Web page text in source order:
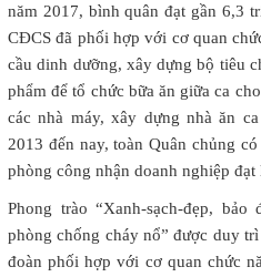
năm 2017, bình quân đạt gần 6,3
CĐCS đã phối hợp với cơ quan
cầu dinh dưỡng, xây dựng bộ tiêu
phẩm để tổ chức bữa ăn giữa ca
các nhà máy, xây dựng nhà ăn
2013 đến nay, toàn Quân chủng
phòng công nhận doanh nghiệp đạt
Phong trào “Xanh-sạch-đẹp,
phòng chống cháy nổ” được duy
đoàn phối hợp với cơ quan chức